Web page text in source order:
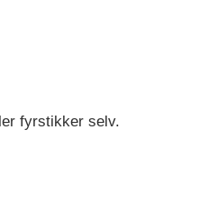
fyrstikker selv.